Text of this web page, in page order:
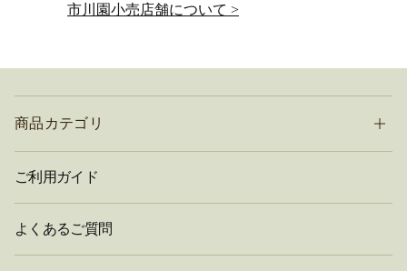
市川園小売店舗について >
商品カテゴリ
ご利用ガイド
よくあるご質問